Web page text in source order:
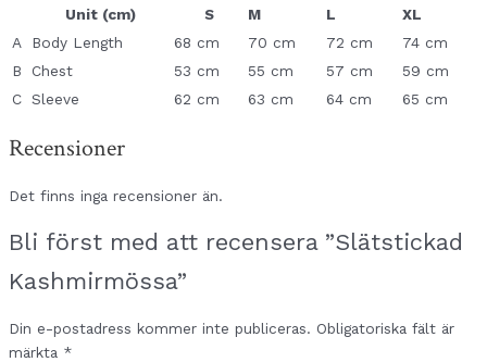
Unit (cm) S M L
XL
A
Body Length 68 cm 70 cm 72 cm
74 cm
B
Chest 53 cm 55 cm 57 cm
59 cm
C Sleeve 62 cm 63 cm 64 cm 65 cm
Recensioner
Det finns inga recensioner än.
Bli först med att recensera ”Slätstickad
Kashmirmössa”
Din e-postadress kommer inte publiceras. Obligatoriska fält är
märkta *